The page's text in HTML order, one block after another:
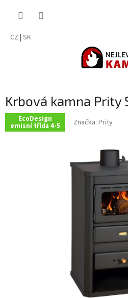
CZ | SK
Krbová kamna Prity
EcoDesign
emisní třída 4-5 Značka: Prity